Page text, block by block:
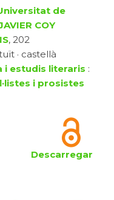
de
COY
, 202
· castellà
i estudis literaris :
i prosistes
Descarregar